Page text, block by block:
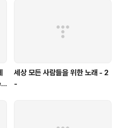
세상 모든 사람들을 위한 노래 - 2
-